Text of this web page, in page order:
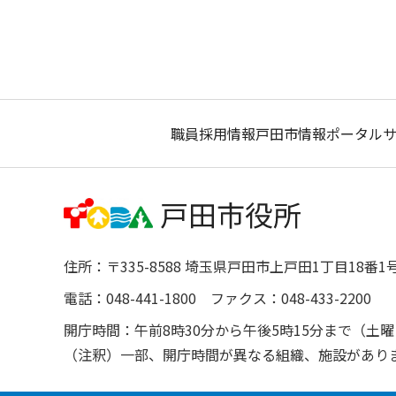
職員採用情報戸田市情報ポータル
住所：〒335-8588 埼玉県戸田市上戸田1丁目18番1
電話：048-441-1800 ファクス：048-433-2200
開庁時間：午前8時30分から午後5時15分まで（土
（注釈）一部、開庁時間が異なる組織、施設があり